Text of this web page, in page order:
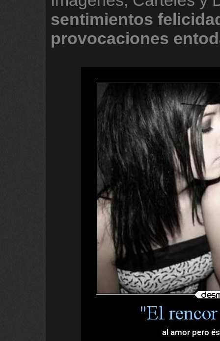
sentimientos
provocaciones